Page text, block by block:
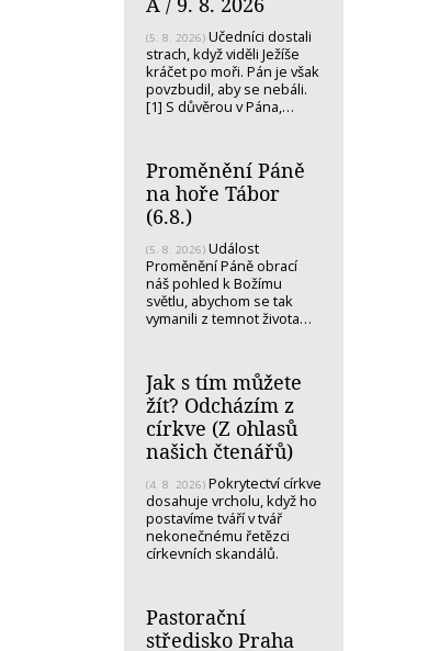
(5. 8. 2026) Učedníci dostali
strach, když viděli Ježíše
kráčet po moři. Pán je však
povzbudil, aby se nebáli.
[1] S důvěrou v Pána,…
Proměnění Páně
na hoře Tábor
(6.8.)
(5. 8. 2026) Událost
Proměnění Páně obrací
náš pohled k Božímu
světlu, abychom se tak
vymanili z temnot života…
Jak s tím můžete
žít? Odcházím z
církve (Z ohlasů
našich čtenářů)
(4. 8. 2026) Pokrytectví církve
dosahuje vrcholu, když ho
postavíme tváří v tvář
nekonečnému řetězci
církevních skandálů.
Pastorační
středisko Praha